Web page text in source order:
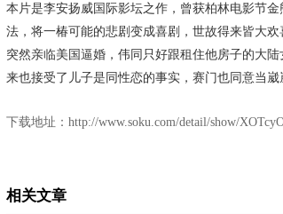
本片是李安扬威国际影坛之作，曾获柏林电影节
法，将一椿可能的悲剧变成喜剧，世故得来皆大
突然亲临美国逼婚，伟同只好跟租住他房子的大
来也接受了儿子是同性恋的事实，赛门也同意当
下载地址：http://www.soku.com/detail/show/
相关文章